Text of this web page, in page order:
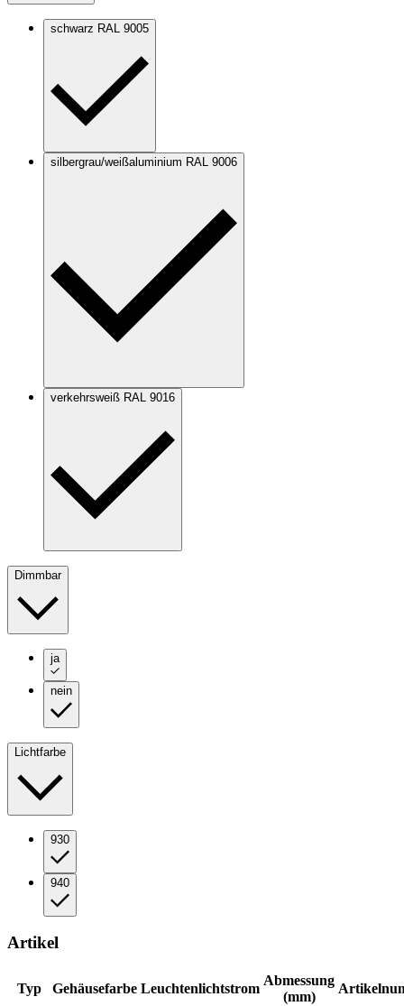
schwarz RAL 9005
silbergrau/weißaluminium RAL 9006
verkehrsweiß RAL 9016
Dimmbar
ja
nein
Lichtfarbe
930
940
Artikel
Typ Gehäusefarbe Leuchtenlichtstrom
Abmessung
(mm)